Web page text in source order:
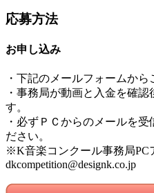
応募方法
お申し込み
・下記のメールフォームから
・事務局が動画と入金を確
す。
・必ずＰＣからのメールを
ださい。
※K音楽コンクール事務局PC
dkcompetition@designk.co.jp